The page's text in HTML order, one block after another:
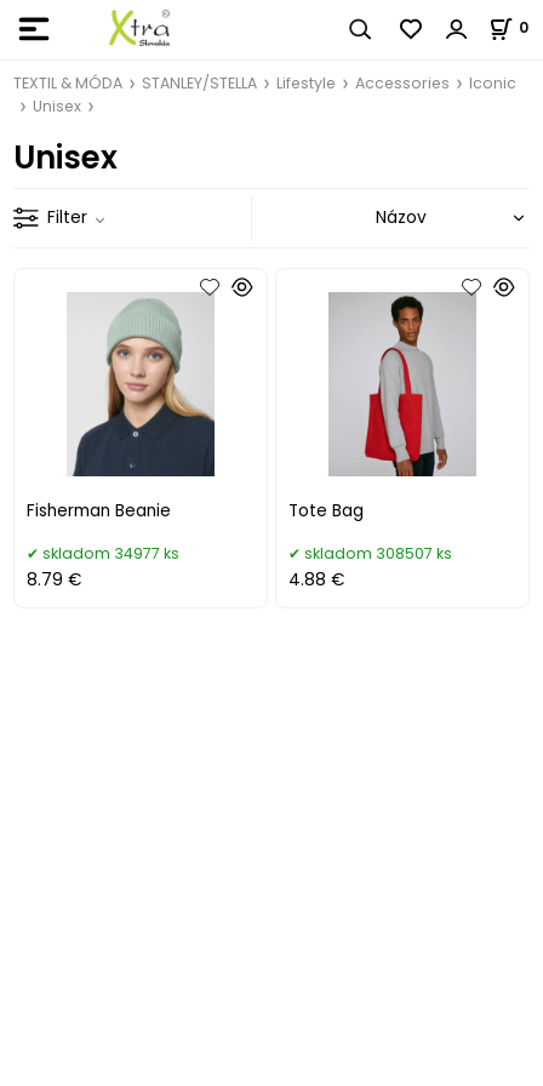
0
TEXTIL & MÓDA STANLEY/STELLA Lifestyle Accessories
Iconic
Unisex
Unisex
Filter
Fisherman Beanie
skladom 34977 ks
8.79 €
Tote Bag
skladom 308507 ks
4.88 €